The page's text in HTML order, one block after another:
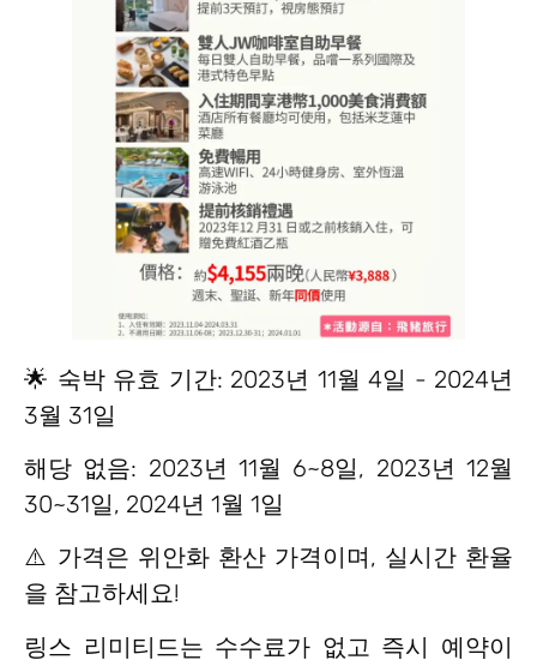
🌟 숙박 유효 기간: 2023년 11월 4일 - 2024년
3월 31일
해당 없음: 2023년 11월 6~8일, 2023년 12월
30~31일, 2024년 1월 1일
⚠️ 가격은 위안화 환산 가격이며, 실시간 환율
을 참고하세요!
링스 리미티드는 수수료가 없고 즉시 예약이